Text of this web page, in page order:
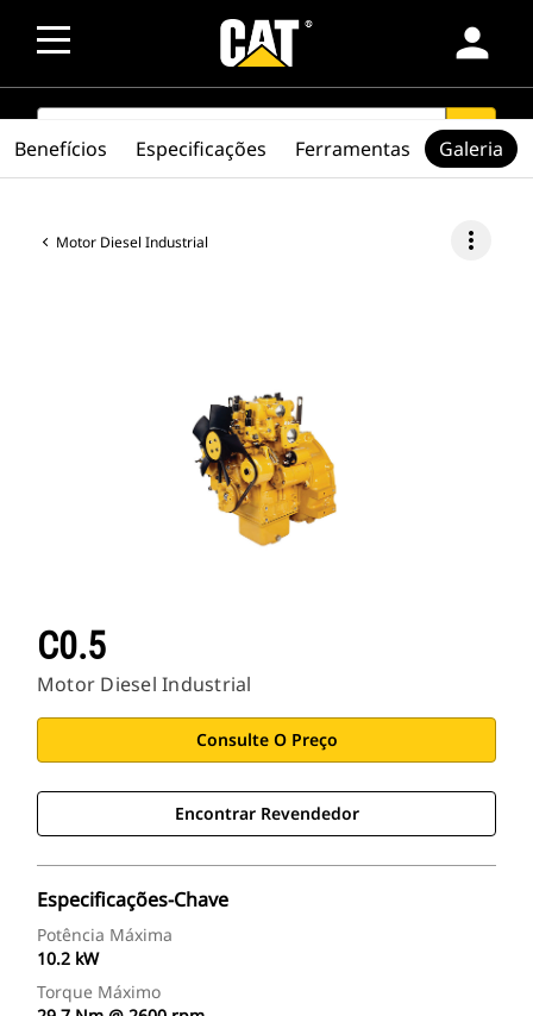
person
SEARCH search
Motor Diesel Industrial more_vert
C0.5
Motor Diesel Industrial
Consulte O Preço
Encontrar Revendedor
Especificações-Chave
Potência Máxima
10.2 kW
Torque Máximo
Benefícios Especificações Ferramentas Galeria